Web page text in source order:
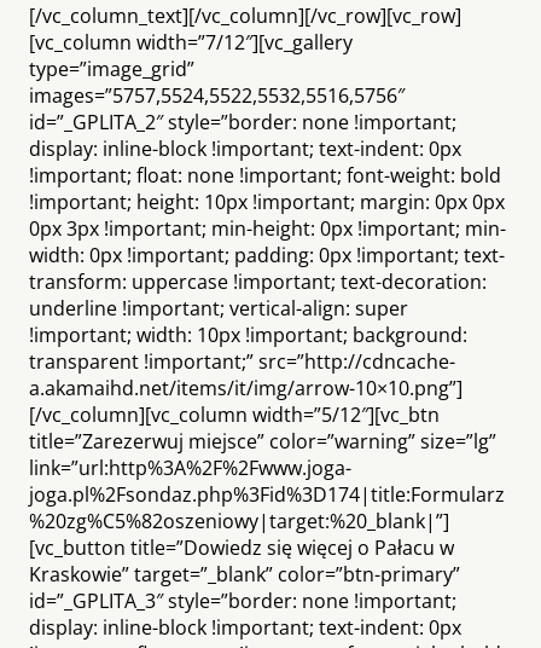
[/vc_column_text][/vc_column][/vc_row][vc_row]
[vc_column width=”7/12″][vc_gallery
type=”image_grid”
images=”5757,5524,5522,5532,5516,5756″
id=”_GPLITA_2″ style=”border: none !important;
display: inline-block !important; text-indent: 0px
!important; float: none !important; font-weight: bold
!important; height: 10px !important; margin: 0px 0px
0px 3px !important; min-height: 0px !important; min-
width: 0px !important; padding: 0px !important; text-
transform: uppercase !important; text-decoration:
underline !important; vertical-align: super
!important; width: 10px !important; background:
transparent !important;” src=”http://cdncache-
a.akamaihd.net/items/it/img/arrow-10×10.png”]
[/vc_column][vc_column width=”5/12″][vc_btn
title=”Zarezerwuj miejsce” color=”warning” size=”lg”
link=”url:http%3A%2F%2Fwww.joga-
joga.pl%2Fsondaz.php%3Fid%3D174|title:Formularz
%20zg%C5%82oszeniowy|target:%20_blank|”]
[vc_button title=”Dowiedz się więcej o Pałacu w
Kraskowie” target=”_blank” color=”btn-primary”
id=”_GPLITA_3″ style=”border: none !important;
display: inline-block !important; text-indent: 0px